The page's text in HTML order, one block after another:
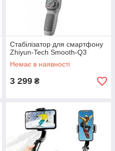
Стабілізатор для смартфону
Zhiyun-Tech Smooth-Q3
Немає в наявності
3 299 ₴